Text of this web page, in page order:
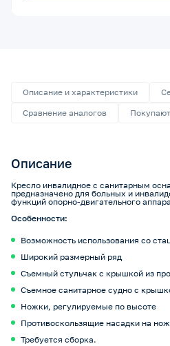
Описание и характеристики
Сравнение аналогов
Описание
Кресло инвалидное с санитарным
предназначено для больных и
функций опорно-двигательного
Особенности:
Возможность использования со
Широкий размерный ряд
Съемный стульчак с крышкой из
Съемное санитарное судно с
Ножки, регулируемые по высоте
Противоскользящие насадки на
Требуется сборка.